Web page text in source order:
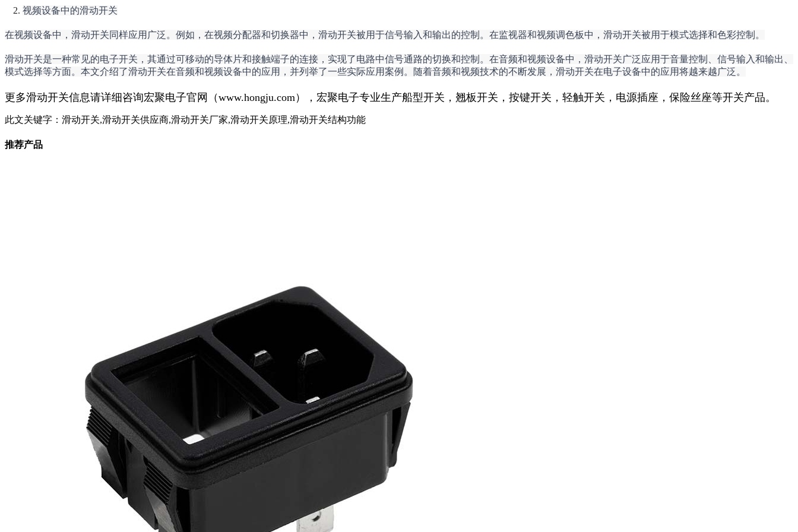
视频设备中的滑动开关
在视频设备中，滑动开关同样应用广泛。例如，在视频分配器和切换器中，滑动开关被用于信号输入和输出的控制。在监视器和视频调色板中，滑动开关被用于模式选择和色彩控制。
滑动开关是一种常见的电子开关，其通过可移动的导体片和接触端子的连接，实现了电路中信号通路的切换和控制。在音频和视频设备中，滑动开关广泛应用于音量控制、信号输入和输出、
模式选择等方面。本文介绍了滑动开关在音频和视频设备中的应用，并列举了一些实际应用案例。随着音频和视频技术的不断发展，滑动开关在电子设备中的应用将越来越广泛。
更多滑动开关信息请详细咨询宏聚电子官网（www.hongju.com），宏聚电子专业生产船型开关，翘板开关，按键开关，轻触开关，电源插座，保险丝座等开关产品。
此文关键字： 滑动开关,滑动开关供应商,滑动开关厂家,滑动开关原理,滑动开关结构功能
推荐产品